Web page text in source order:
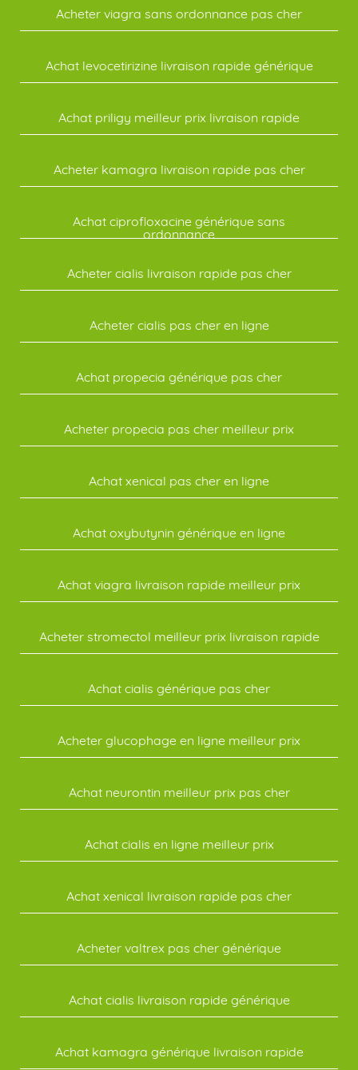
Acheter viagra sans ordonnance pas cher
Achat levocetirizine livraison rapide générique
Achat priligy meilleur prix livraison rapide
Acheter kamagra livraison rapide pas cher
Achat ciprofloxacine générique sans
ordonnance
Acheter cialis livraison rapide pas cher
Acheter cialis pas cher en ligne
Achat propecia générique pas cher
Acheter propecia pas cher meilleur prix
Achat xenical pas cher en ligne
Achat oxybutynin générique en ligne
Achat viagra livraison rapide meilleur prix
Acheter stromectol meilleur prix livraison rapide
Achat cialis générique pas cher
Acheter glucophage en ligne meilleur prix
Achat neurontin meilleur prix pas cher
Achat cialis en ligne meilleur prix
Achat xenical livraison rapide pas cher
Acheter valtrex pas cher générique
Achat cialis livraison rapide générique
Achat kamagra générique livraison rapide